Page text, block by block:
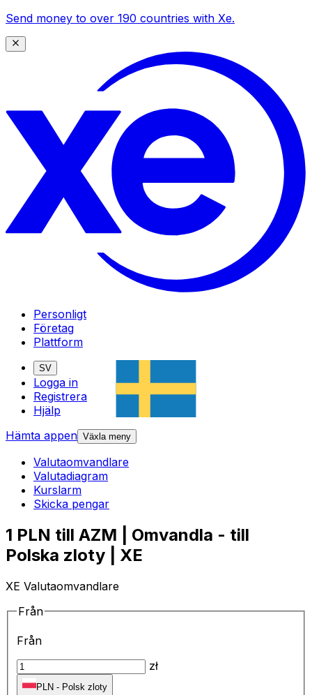
Send money to over 190 countries with Xe.
Personligt
Företag
Plattform
SV
Logga in
Registrera
Hjälp
Hämta appen Växla meny
Valutaomvandlare
Valutadiagram
Kurslarm
Skicka pengar
1 PLN till AZM | Omvandla - till
Polska zloty | XE
XE Valutaomvandlare
Från
Från
zł
PLN - Polsk zloty